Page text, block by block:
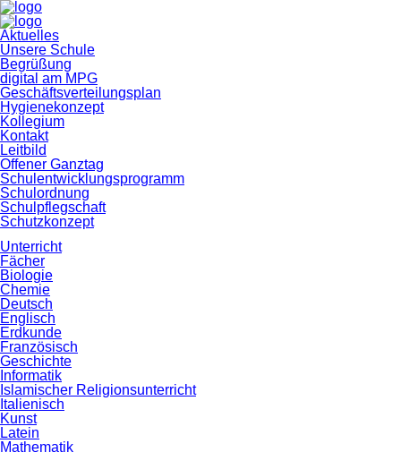
Navigation
überspringen
Aktuelles
Unsere Schule
Begrüßung
digital am MPG
Geschäftsverteilungsplan
Hygienekonzept
Kollegium
Kontakt
Leitbild
Offener Ganztag
Schulentwicklungsprogramm
Schulordnung
Schulpflegschaft
Schutzkonzept
Unterricht
Fächer
Biologie
Chemie
Deutsch
Englisch
Erdkunde
Französisch
Geschichte
Informatik
Islamischer Religionsunterricht
Italienisch
Kunst
Latein
Mathematik